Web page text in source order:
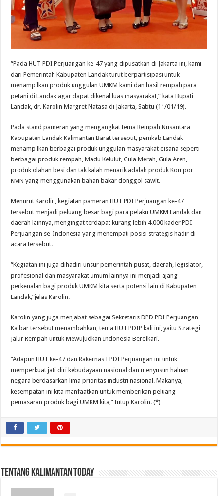
“Pada HUT PDI Perjuangan ke-47 yang dipusatkan di Jakarta ini, kami
dari Pemerintah Kabupaten Landak turut berpartisipasi untuk
menampilkan produk unggulan UMKM kami dan hasil rempah para
petani di Landak agar dapat dikenal luas masyarakat,” kata Bupati
Landak, dr. Karolin Margret Natasa di Jakarta, Sabtu (11/01/19).
Pada stand pameran yang mengangkat tema Rempah Nusantara
Kabupaten Landak Kalimantan Barat tersebut, pemkab Landak
menampilkan berbagai produk unggulan masyarakat disana seperti
berbagai produk rempah, Madu Kelulut, Gula Merah, Gula Aren,
produk olahan besi dan tak kalah menarik adalah produk Kompor
KMN yang menggunakan bahan bakar donggol sawit.
Menurut Karolin, kegiatan pameran HUT PDI Perjuangan ke-47
tersebut menjadi peluang besar bagi para pelaku UMKM Landak dan
daerah lainnya, mengingat terdapat kurang lebih 4.000 kader PDI
Perjuangan se-Indonesia yang menempati posisi strategis hadir di
acara tersebut.
“Kegiatan ini juga dihadiri unsur pemerintah pusat, daerah, legislator,
profesional dan masyarakat umum lainnya ini menjadi ajang
perkenalan bagi produk UMKM kita serta potensi lain di Kabupaten
Landak,”jelas Karolin.
Karolin yang juga menjabat sebagai Sekretaris DPD PDI Perjuangan
Kalbar tersebut menambahkan, tema HUT PDIP kali ini, yaitu Strategi
Jalur Rempah untuk Mewujudkan Indonesia Berdikari.
“Adapun HUT ke-47 dan Rakernas I PDI Perjuangan ini untuk
memperkuat jati diri kebudayaan nasional dan menyusun haluan
negara berdasarkan lima prioritas industri nasional. Makanya,
kesempatan ini kita manfaatkan untuk memberikan peluang
pemasaran produk bagi UMKM kita,” tutup Karolin. (*)
Tentang Kalimantan Today